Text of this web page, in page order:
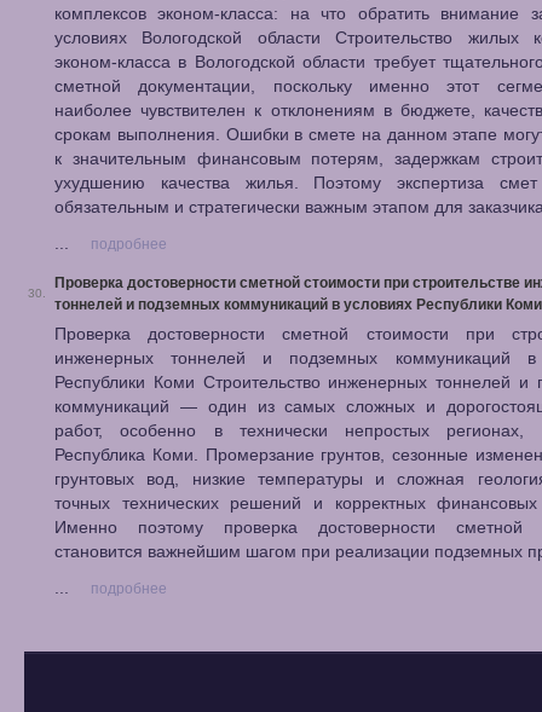
комплексов эконом-класса: на что обратить внимание
условиях Вологодской области Строительство жилых
эконом-класса в Вологодской области требует
сметной документации, поскольку именно этот
наиболее чувствителен к отклонениям в бюджете,
срокам выполнения. Ошибки в смете на данном этапе
к значительным финансовым потерям, задержкам
ухудшению качества жилья. Поэтому экспертиза смет
обязательным и стратегически важным этапом для
...
подробнее
30.
Проверка достоверности сметной стоимости при строительстве
тоннелей и подземных коммуникаций в условиях Республики Коми
Проверка достоверности сметной стоимости при
инженерных тоннелей и подземных коммуникаций в
Республики Коми Строительство инженерных тоннелей и
коммуникаций — один из самых сложных и
работ, особенно в технически непростых регионах,
Республика Коми. Промерзание грунтов, сезонные
грунтовых вод, низкие температуры и сложная
точных технических решений и корректных финансовых
Именно поэтому проверка достоверности сметной
становится важнейшим шагом при реализации подземных
...
подробнее